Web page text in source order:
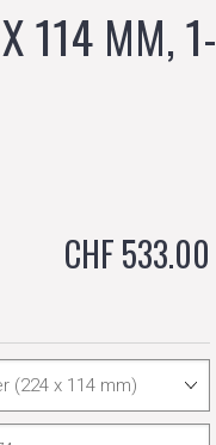
114 MM, 1-
CHF 533.00